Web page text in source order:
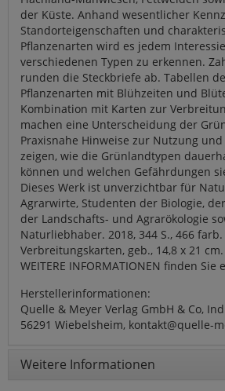
der Küste. Anhand wesentlicher
Standorteigenschaften und
Pflanzenarten wird es jedem
verschiedenen Typen zu erkennen.
runden die Steckbriefe ab. Tabellen
Pflanzenarten mit Blühzeiten und
Kombination mit Karten zur
machen eine Unterscheidung der
Praxisnahe Hinweise zur Nutzung
zeigen, wie die Grünlandtypen
können und welchen Gefährdungen
Dieses Werk ist unverzichtbar für
Agrarwirte, Studenten der Biologie,
der Landschafts- und Agrarökologie
Naturliebhaber. 2018, 344 S., 466 farb.
Verbreitungskarten, geb., 14,8 x 21
WEITERE INFORMATIONEN finden Sie
Herstellerinformationen:
Quelle & Meyer Verlag GmbH & Co,
56291 Wiebelsheim, kontakt@quelle-
Weitere Informationen